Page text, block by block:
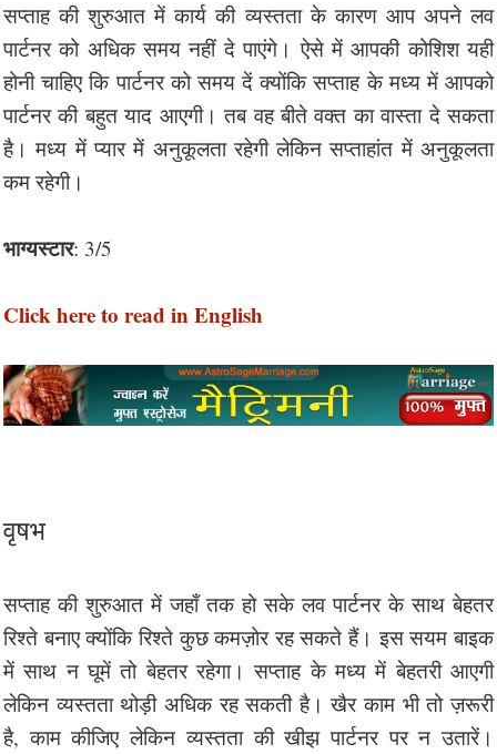
सप्ताह की शुरुआत में कार्य की व्यस्तता के कारण आप अपने लव
पार्टनर को अधिक समय नहीं दे पाएंगे। ऐसे में आपकी कोशिश यही
होनी चाहिए कि पार्टनर को समय दें क्योंकि सप्ताह के मध्य में आपको
पार्टनर की बहुत याद आएगी। तब वह बीते वक्त का वास्ता दे सकता
है। मध्य में प्यार में अनुकूलता रहेगी लेकिन सप्ताहांत में अनुकूलता
कम रहेगी।
भाग्यस्टार: 3/5
Click here to read in English
वृषभ
सप्ताह की शुरुआत में जहाँ तक हो सके लव पार्टनर के साथ बेहतर
रिश्ते बनाए क्योंकि रिश्ते कुछ कमज़ोर रह सकते हैं। इस सयम बाइक
में साथ न घूमें तो बेहतर रहेगा। सप्ताह के मध्य में बेहतरी आएगी
लेकिन व्यस्तता थोड़ी अधिक रह सकती है। खैर काम भी तो ज़रूरी
है, काम कीजिए लेकिन व्यस्तता की खीझ पार्टनर पर न उतारें।